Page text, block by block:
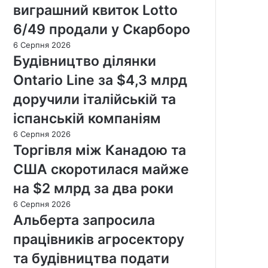
виграшний квиток Lotto
6/49 продали у Скарборо
6 Серпня 2026
Будівництво ділянки
Ontario Line за $4,3 млрд
доручили італійській та
іспанській компаніям
6 Серпня 2026
Торгівля між Канадою та
США скоротилася майже
на $2 млрд за два роки
6 Серпня 2026
Альберта запросила
працівників агросектору
та будівництва подати